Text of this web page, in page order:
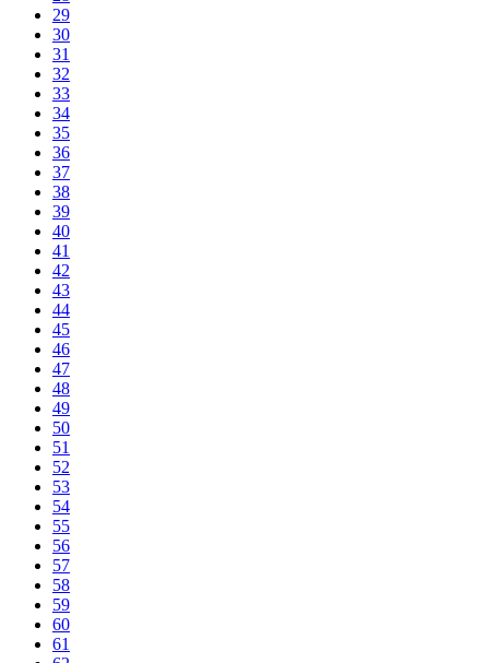
29
30
31
32
33
34
35
36
37
38
39
40
41
42
43
44
45
46
47
48
49
50
51
52
53
54
55
56
57
58
59
60
61